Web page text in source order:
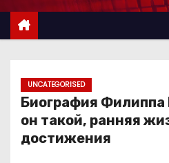
с
UNCATEGORISED
Биография Филиппа
он такой, ранняя
достижения